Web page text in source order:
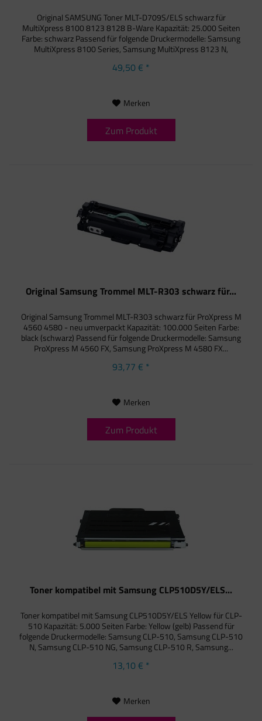
Original SAMSUNG Toner MLT-D709S/ELS schwarz für
MultiXpress 8100 8123 8128 B-Ware Kapazität: 25.000 Seiten
Farbe: schwarz Passend für folgende Druckermodelle: Samsung
MultiXpress 8100 Series, Samsung MultiXpress 8123 N,
49,50 € *
Merken
Zum Produkt
Original Samsung Trommel MLT-R303 schwarz für...
Original Samsung Trommel MLT-R303 schwarz für ProXpress M
4560 4580 - neu umverpackt Kapazität: 100.000 Seiten Farbe:
black (schwarz) Passend für folgende Druckermodelle: Samsung
ProXpress M 4560 FX, Samsung ProXpress M 4580 FX...
93,77 € *
Merken
Zum Produkt
Toner kompatibel mit Samsung CLP510D5Y/ELS...
Toner kompatibel mit Samsung CLP510D5Y/ELS Yellow für CLP-
510 Kapazität: 5.000 Seiten Farbe: Yellow (gelb) Passend für
folgende Druckermodelle: Samsung CLP-510, Samsung CLP-510
N, Samsung CLP-510 NG, Samsung CLP-510 R, Samsung...
13,10 € *
Merken